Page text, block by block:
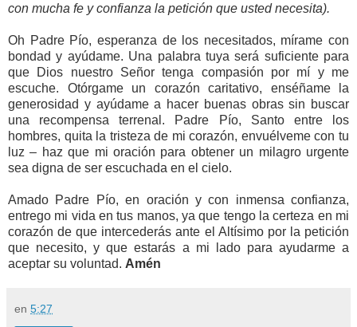
con mucha fe y confianza la petición que usted necesita).
Oh Padre Pío, esperanza de los necesitados, mírame con
bondad y ayúdame. Una palabra tuya será suficiente para
que Dios nuestro Señor tenga compasión por mí y me
escuche. Otórgame un corazón caritativo, enséñame la
generosidad y ayúdame a hacer buenas obras sin buscar
una recompensa terrenal. Padre Pío, Santo entre los
hombres, quita la tristeza de mi corazón, envuélveme con tu
luz – haz que mi oración para obtener un milagro urgente
sea digna de ser escuchada en el cielo.
Amado Padre Pío, en oración y con inmensa confianza,
entrego mi vida en tus manos, ya que tengo la certeza en mi
corazón de que intercederás ante el Altísimo por la petición
que necesito, y que estarás a mi lado para ayudarme a
aceptar su voluntad. Amén
en 5:27